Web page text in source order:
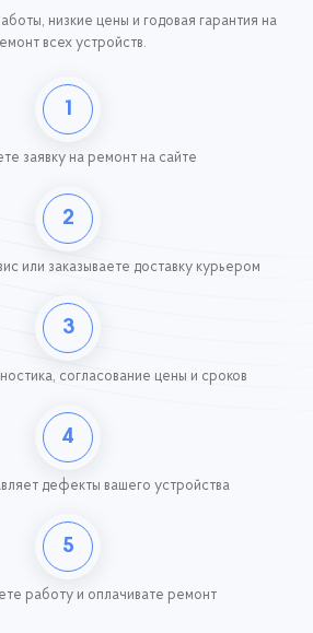
низкие цены и годовая гарантия на
всех устройств.
1
заявку на ремонт на сайте
2
или заказываете доставку курьером
3
согласование цены и сроков
4
дефекты вашего устройства
5
работу и оплачивате ремонт